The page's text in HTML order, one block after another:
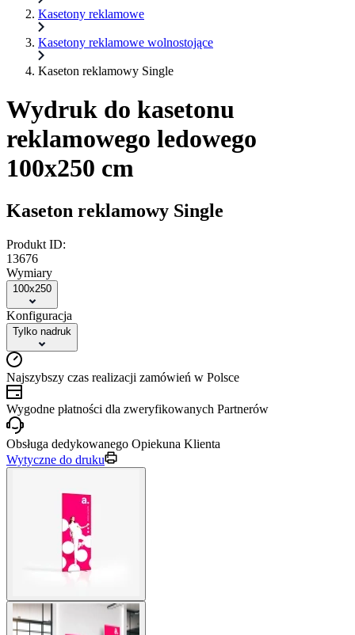
Kasetony reklamowe
Kasetony reklamowe wolnostojące
Kaseton reklamowy Single
Wydruk do kasetonu
reklamowego ledowego
100x250 cm
Kaseton reklamowy Single
Produkt ID:
13676
Wymiary
100x250
Konfiguracja
Tylko nadruk
Najszybszy czas realizacji zamówień w Polsce
Wygodne płatności dla zweryfikowanych Partnerów
Obsługa dedykowanego Opiekuna Klienta
Wytyczne do druku